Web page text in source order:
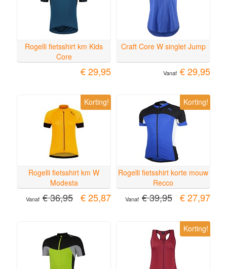
Rogelli fietsshirt km Kids
Core
€ 29,95
Craft Core W singlet Jump
Vanaf € 29,95
Korting!
Rogelli fietsshirt km W
Modesta
Vanaf € 36,95 € 25,87
Korting!
Rogelli fietsshirt korte mouw
Recco
Vanaf € 39,95 € 27,97
Korting!